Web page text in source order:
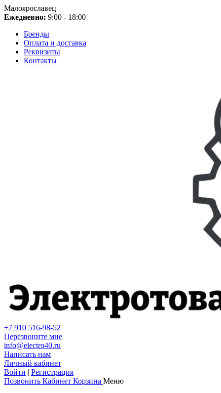
Малоярославец
Ежедневно: 9:00 - 18:00
Бренды
Оплата и доставка
Реквизиты
Контакты
+7 910 516-98-52
Перезвоните мне
info@electro40.ru
Написать нам
Личный кабинет
Войти | Регистрация
Позвонить Кабинет Корзина Меню